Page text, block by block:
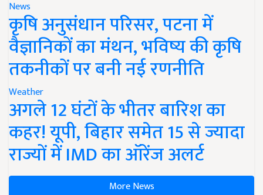
News
कृषि अनुसंधान परिसर, पटना में
वैज्ञानिकों का मंथन, भविष्य की कृषि
तकनीकों पर बनी नई रणनीति
Weather
अगले 12 घंटों के भीतर बारिश का
कहर! यूपी, बिहार समेत 15 से ज्यादा
राज्यों में IMD का ऑरेंज अलर्ट
More News